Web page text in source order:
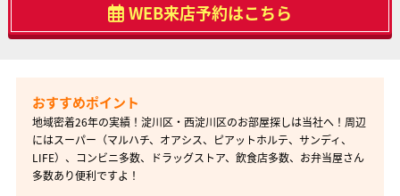
WEB来店予約はこちら
地域密着26年の実績！淀川区・西淀川区のお部屋探しは当社へ！周辺
にはスーパー（マルハチ、オアシス、ピアットホルテ、サンディ、
LIFE）、コンビニ多数、ドラッグストア、飲食店多数、お弁当屋さん
多数あり便利ですよ！